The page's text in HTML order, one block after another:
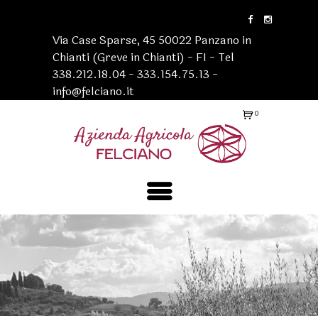
Via Case Sparse, 45 50022 Panzano in
Chianti (Greve in Chianti) - FI - Tel
338.212.18.04 - 333.154.75.13 -
info@felciano.it
0
.0
0